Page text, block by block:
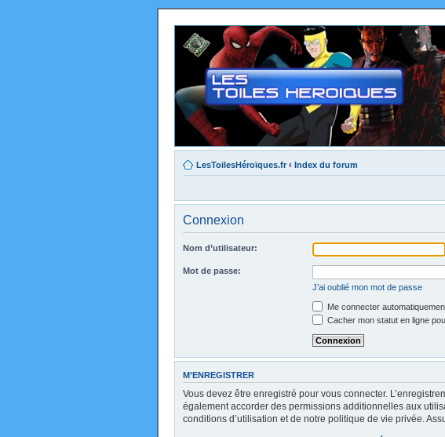
LesToilesHéroïques.fr ‹ Index du forum
Connexion
Nom d’utilisateur:
Mot de passe:
J’ai oublié mon mot de passe
Me connecter
Cacher mon statut en ligne
M’ENREGISTRER
Vous devez être enregistré pour vous connecter.
également accorder des permissions additionnelles aux
conditions d’utilisation et de notre politique de vie privée.